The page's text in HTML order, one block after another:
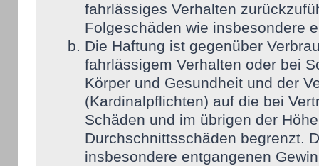
fahrlässiges Verhalten
Folgeschäden wie insbesondere
Die Haftung ist gegenüber
fahrlässigem Verhalten oder bei
Körper und Gesundheit und der
(Kardinalpflichten) auf die bei
Schäden und im übrigen der
Durchschnittsschäden begrenzt.
insbesondere entgangenen